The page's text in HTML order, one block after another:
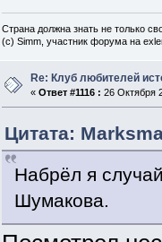
Страна должна знать не только
(c) Simm, участник форума на
Re: Клуб любителей
« Ответ #1116 : 26 Октября
Цитата:
Набрёл я
Шумакова.